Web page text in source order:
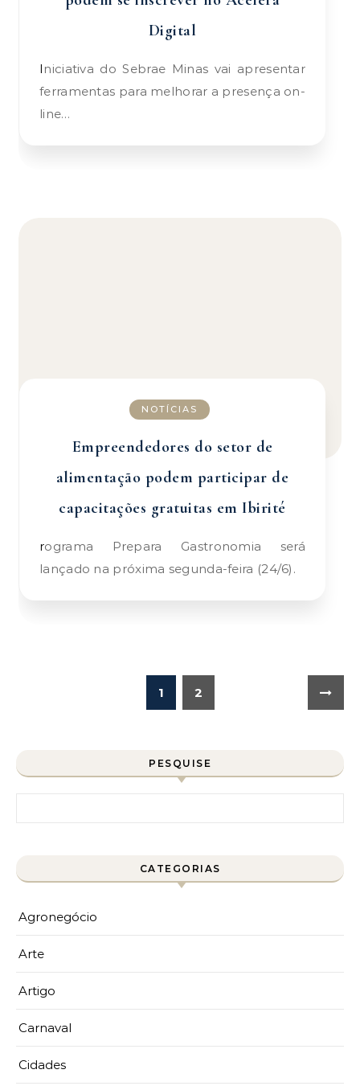
Digital
Iniciativa do Sebrae Minas vai apresentar
ferramentas para melhorar a presença on-
line…
NOTÍCIAS
Empreendedores do setor de
alimentação podem participar de
capacitações gratuitas em Ibirité
rograma Prepara Gastronomia será
lançado na próxima segunda-feira (24/6).
1 2
PESQUISE
CATEGORIAS
Agronegócio
Arte
Artigo
Carnaval
Cidades